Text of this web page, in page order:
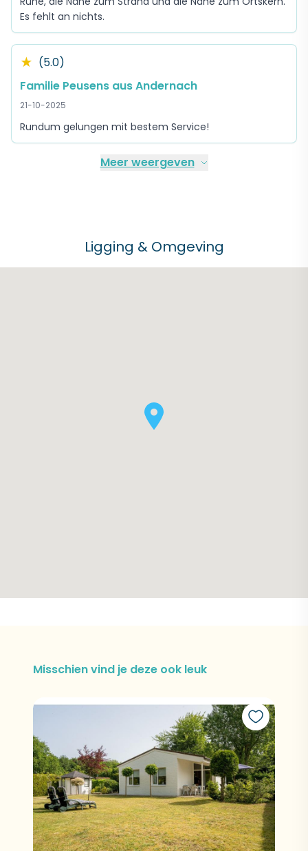
Es fehlt an nichts.
★ (5.0)
Familie Peusens aus Andernach
21-10-2025
Rundum gelungen mit bestem Service!
Meer weergeven
Ligging & Omgeving
Misschien vind je deze ook leuk